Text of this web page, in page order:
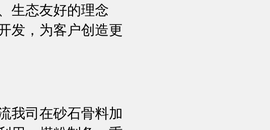
生态友好的理念
发，为客户创造更
我司在砂石骨料加